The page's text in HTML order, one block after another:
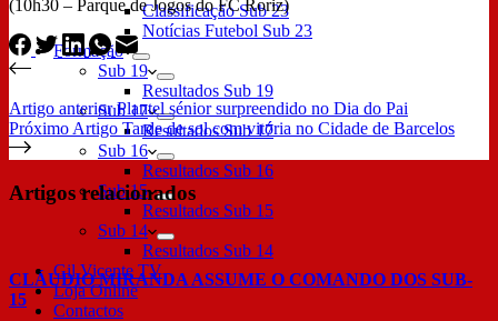
Classificação Sub 23
Notícias Futebol Sub 23
Formação
Sub 19
Resultados Sub 19
Sub 17
Resultados Sub 17
Sub 16
Resultados Sub 16
Sub 15
Resultados Sub 15
Sub 14
Resultados Sub 14
Gil Vicente TV
Loja Online
Contactos
(10h30 – Parque de Jogos do FC Roriz)
Artigo anteriorPlantel sénior surpreendido no Dia do Pai
Próximo Artigo Tarde de sol com vitória no Cidade de Barcelos
Artigos relacionados
CLÁUDIO MIRANDA ASSUME O COMANDO DOS SUB-
15